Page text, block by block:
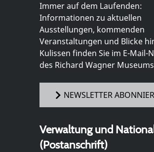
Immer auf dem Laufenden:
Informationen zu aktuellen
Ausstellungen, kommenden
Veranstaltungen und Blicke
Kulissen finden Sie im E-Mail-
des Richard Wagner
NEWSLETTER
Verwaltung und
(Postanschrift)